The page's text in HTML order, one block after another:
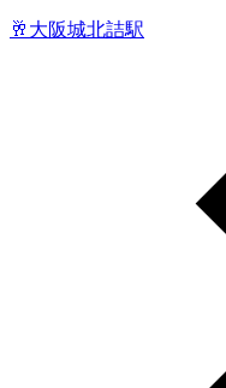
🥂大阪城北詰駅